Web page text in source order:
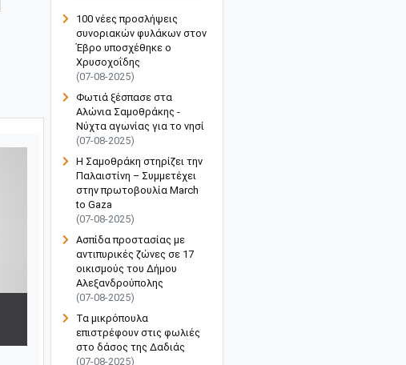
100 νέες προσλήψεις
συνοριακών φυλάκων στον
Έβρο υποσχέθηκε ο
Χρυσοχοΐδης
(07-08-2025)
Φωτιά ξέσπασε στα
Αλώνια Σαμοθράκης -
Νύχτα αγωνίας για το νησί
(07-08-2025)
Η Σαμοθράκη στηρίζει την
Παλαιστίνη – Συμμετέχει
στην πρωτοβουλία March
to Gaza
(07-08-2025)
Ασπίδα προστασίας με
αντιπυρικές ζώνες σε 17
οικισμούς του Δήμου
Αλεξανδρούπολης
(07-08-2025)
Τα μικρόπουλα
επιστρέφουν στις φωλιές
στο δάσος της Δαδιάς
(07-08-2025)